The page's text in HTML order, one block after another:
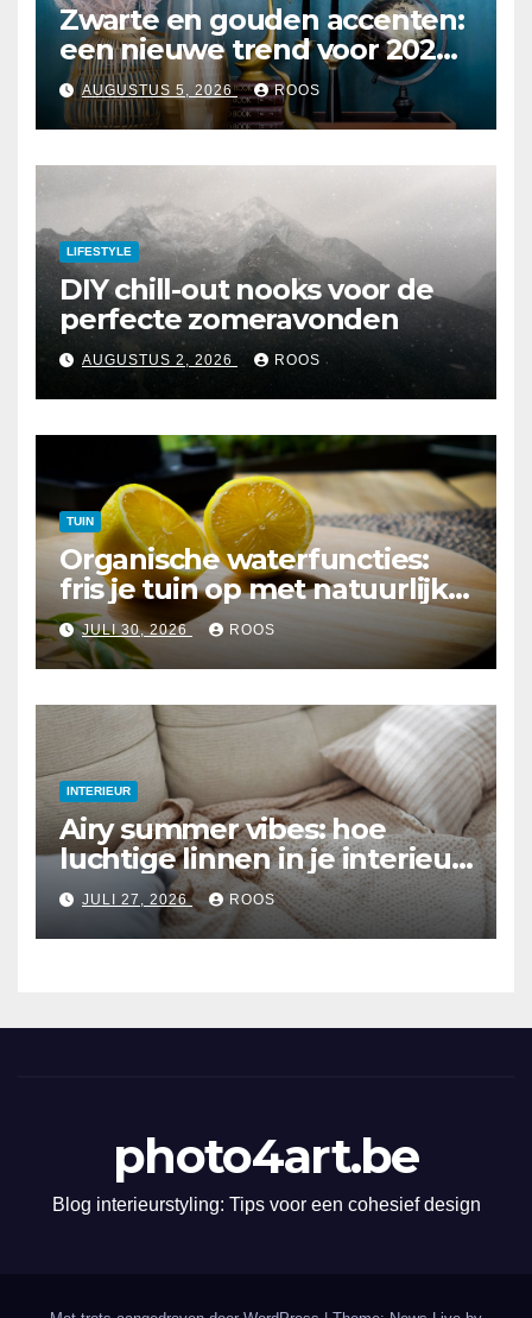
Zwarte en gouden accenten:
een nieuwe trend voor 2026
interieurs
AUGUSTUS 5, 2026 ROOS
LIFESTYLE
DIY chill-out nooks voor de
perfecte zomeravonden
AUGUSTUS 2, 2026 ROOS
TUIN
Organische waterfuncties:
fris je tuin op met natuurlijke
elementen
JULI 30, 2026 ROOS
INTERIEUR
Airy summer vibes: hoe
luchtige linnen in je interieur
te integreren
JULI 27, 2026 ROOS
photo4art.be
Blog interieurstyling: Tips voor een cohesief design